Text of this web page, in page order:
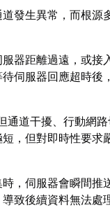
發生異常，而根源
器距離過遠，或接
伺服器回應超時後
通道干擾、行動網
，但對即時性要求
，伺服器會瞬間推
致後續資料無法處